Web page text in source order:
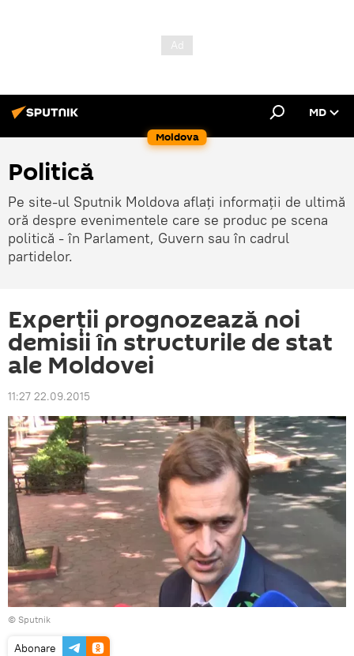
Moldova
MD
Politică
Pe site-ul Sputnik Moldova aflați informații de ultimă
oră despre evenimentele care se produc pe scena
politică - în Parlament, Guvern sau în cadrul
partidelor.
Experţii prognozează noi
demisii în structurile de stat
ale Moldovei
11:27 22.09.2015
© Sputnik
Abonare